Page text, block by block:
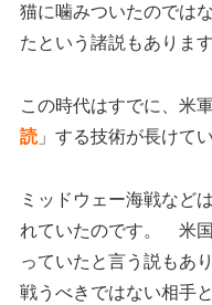
猫に噛みついたのでは
たという諸説もありま
この時代はすでに、米
読」する技術が長けて
ミッドウェー海戦など
れていたのです。 米
っていたと言う説もあ
戦うべきではない相手